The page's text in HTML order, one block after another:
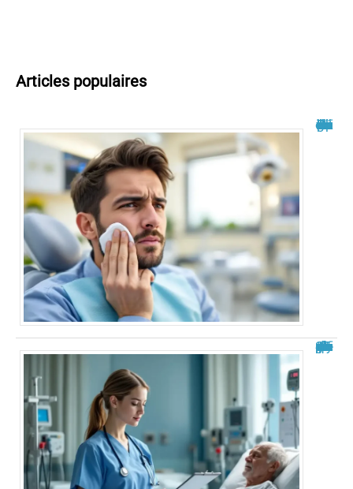
Articles populaires
Philippe Bilger malade du cancer : un combat dévoilé
Analyse de situation IFSI : exemple pratique et guide complet